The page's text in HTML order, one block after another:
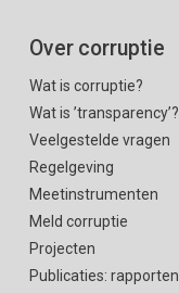
Over corruptie
Wat is corruptie?
Wat is ’transparency’?
Veelgestelde vragen
Regelgeving
Meetinstrumenten
Meld corruptie
Projecten
Publicaties: rapporten